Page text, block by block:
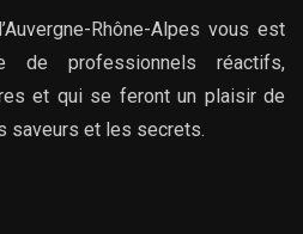
Rhône-Alpes vous est
de professionnels réactifs,
et qui se feront un plaisir de
saveurs et les secrets.